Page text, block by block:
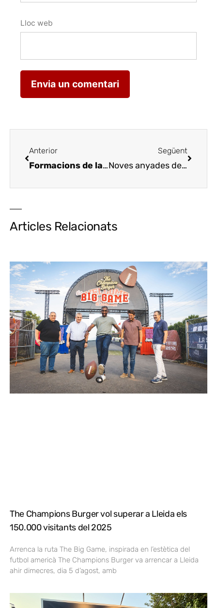
Lloc web
Anterior
Formacions de la DO Costers del Segre en una quinzena de restaurants
Següent
Noves anyades dels Cellers del Pirineu, a la Festa dels Banuts de Sort
Articles Relacionats
The Champions Burger vol superar a Lleida els
150.000 visitants del 2025
Arrenca la ruta The Big Game, inspirada en l’estètica del
futbol americà The Champions Burger va arrencar a Lleida
ahir dimecres, dia 5 d’agost, amb